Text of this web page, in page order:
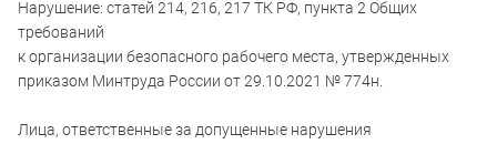
Нарушение: статей 214, 216, 217 ТК РФ, пункта 2 Общих
требований
к организации безопасного рабочего места, утвержденных
приказом Минтруда России от 29.10.2021 № 774н.
Лица, ответственные за допущенные нарушения